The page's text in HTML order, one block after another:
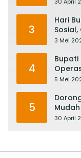
3
Hari
3 Mei
4
Bupati
RS
5 Mei
5
30 April